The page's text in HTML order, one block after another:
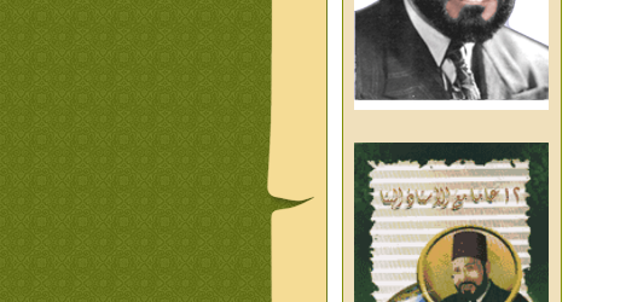
الامام البنا فى تكوين شخصي
الاستاذ جمعه امين وعبقرية
الامام البنا
الشمائل المحمديه دكتور يحيى
غزب
واليوم والغد
من تراث د احمد العسال
العلمانية
كلمات رمضانية الشيخ عيسى
عبد العليم
قبسات رمضانية الشيخ عيسى